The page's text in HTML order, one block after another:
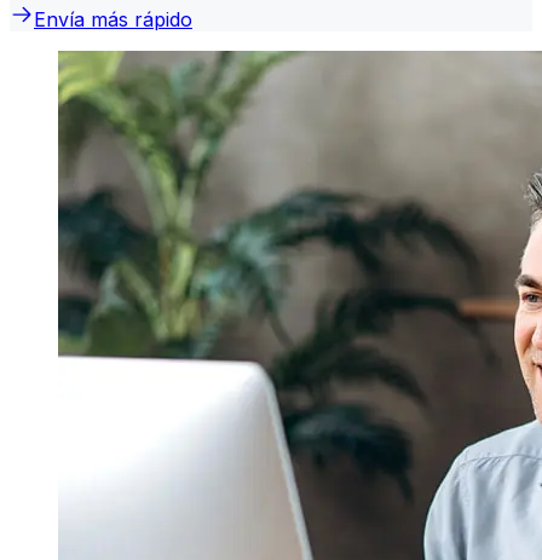
Envía más rápido